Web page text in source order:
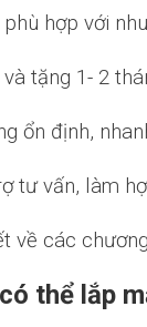
hợp với
tặng 1- 2
ổn định,
tư vấn, làm
về các
thể lắp